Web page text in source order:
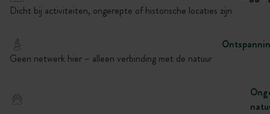
Dicht bij activiteiten, ongerepte of historische locaties zijn
Geen netwerk hier – alleen verbinding met de natuur